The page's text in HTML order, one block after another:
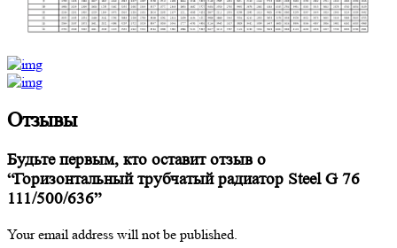
Отзывы
Будьте первым, кто оставит отзыв о
“Горизонтальный трубчатый радиатор Steel G 76
111/500/636”
Your email address will not be published.